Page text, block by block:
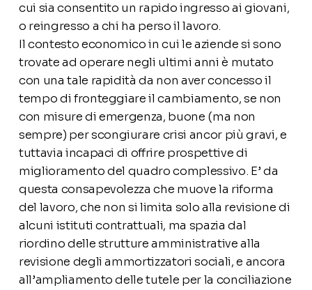
cui sia consentito un rapido ingresso ai giovani,
o reingresso a chi ha perso il lavoro.
Il contesto economico in cui le aziende si sono
trovate ad operare negli ultimi anni è mutato
con una tale rapidità da non aver concesso il
tempo di fronteggiare il cambiamento, se non
con misure di emergenza, buone (ma non
sempre) per scongiurare crisi ancor più gravi,e
tuttavia incapaci di offrire prospettive di
miglioramento del quadro complessivo. E’ da
questa consapevolezza che muove la riforma
del lavoro, che non si limita solo alla revisione di
alcuni istituti contrattuali, ma spazia dal
riordino delle strutture amministrative alla
revisione degli ammortizzatori sociali, e ancora
all’ampliamento delle tutele per la conciliazione